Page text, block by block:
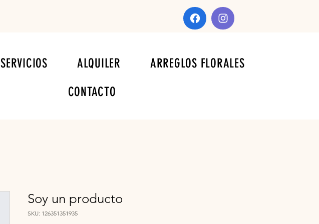
SERVICIOS ALQUILER
ARREGLOS FLORALES
CONTACTO
Soy un producto
SKU: 126351351935